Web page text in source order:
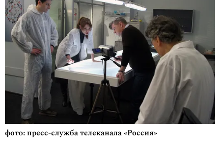
фото: пресс-служба телеканала «Россия»